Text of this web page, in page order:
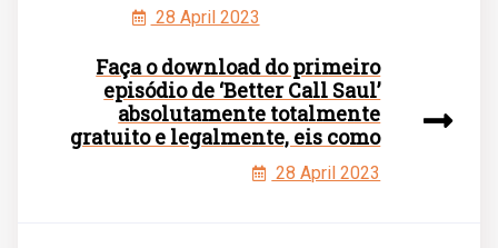
28 April 2023
Faça o download do primeiro
episódio de ‘Better Call Saul’
absolutamente totalmente
gratuito e legalmente, eis como
28 April 2023